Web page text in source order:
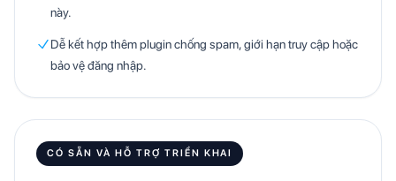
này.
Dễ kết hợp thêm plugin chống spam, giới hạn truy cập hoặc
bảo vệ đăng nhập.
CÓ SẴN VÀ HỖ TRỢ TRIỂN KHAI